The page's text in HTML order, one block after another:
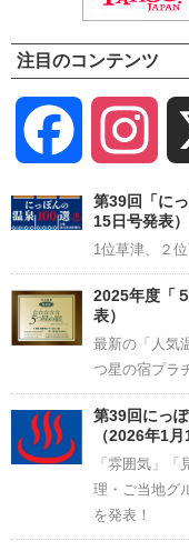
注目のコンテンツ
Facebook
第39回「に
15日号発表）
1位草津、２
2025年度「
表）
最新の「人気
つ星の宿プラ
第39回にっ
（2026年1月
「雰囲気」
理・ご当地グ
を発表！